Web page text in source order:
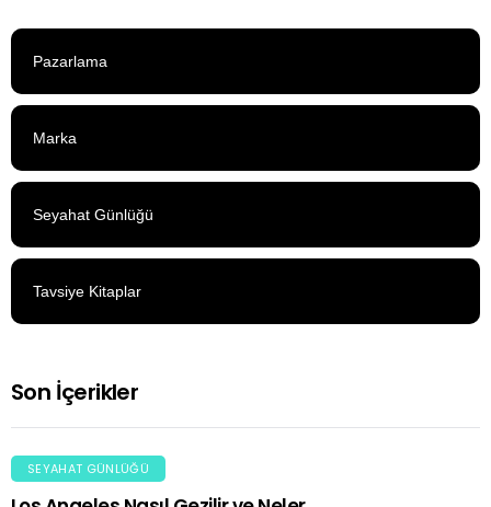
Pazarlama
Marka
Seyahat Günlüğü
Tavsiye Kitaplar
Son İçerikler
SEYAHAT GÜNLÜĞÜ